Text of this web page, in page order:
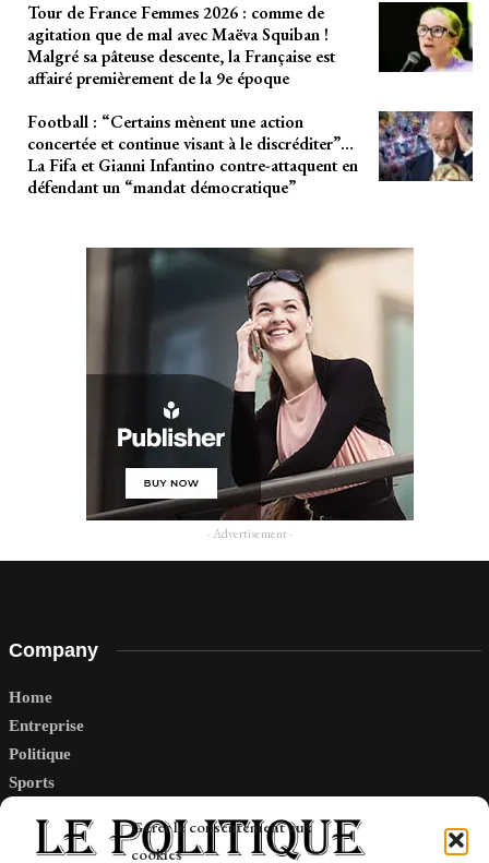
Gérer le consentement aux
cookies
Tour de France Femmes 2026 : comme de
agitation que de mal avec Maëva Squiban !
Malgré sa pâteuse descente, la Française est
affairé premièrement de la 9e époque
Football : “Certains mènent une action
concertée et continue visant à le discréditer”…
La Fifa et Gianni Infantino contre-attaquent en
défendant un “mandat démocratique”
- Advertisement -
Company
Home
Entreprise
Politique
Sports